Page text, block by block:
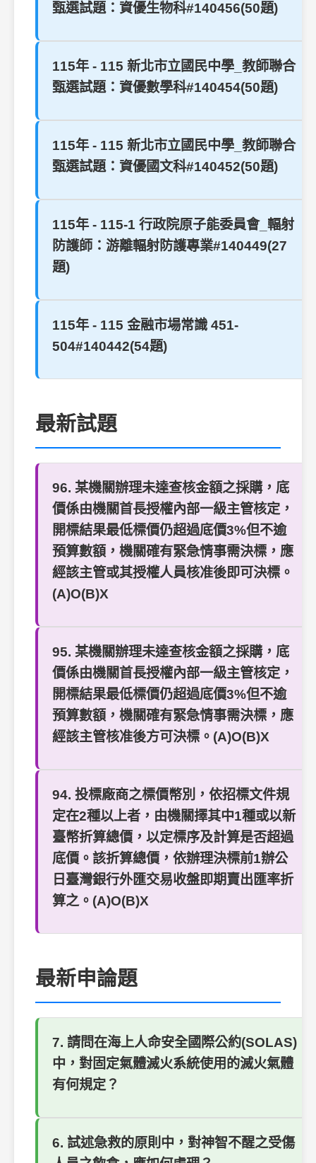
甄選試題：資優生物科#140456(50題)
115年 - 115 新北市立國民中學_教師聯合
甄選試題：資優數學科#140454(50題)
115年 - 115 新北市立國民中學_教師聯合
甄選試題：資優國文科#140452(50題)
115年 - 115-1 行政院原子能委員會_輻射
防護師：游離輻射防護專業#140449(27
題)
115年 - 115 金融市場常識 451-
504#140442(54題)
最新試題
96. 某機關辦理未達查核金額之採購，底
價係由機關首長授權內部一級主管核定，
開標結果最低標價仍超過底價3%但不逾
預算數額，機關確有緊急情事需決標，應
經該主管或其授權人員核准後即可決標。
(A)O(B)X
95. 某機關辦理未達查核金額之採購，底
價係由機關首長授權內部一級主管核定，
開標結果最低標價仍超過底價3%但不逾
預算數額，機關確有緊急情事需決標，應
經該主管核准後方可決標。(A)O(B)X
94. 投標廠商之標價幣別，依招標文件規
定在2種以上者，由機關擇其中1種或以新
臺幣折算總價，以定標序及計算是否超過
底價。該折算總價，依辦理決標前1辦公
日臺灣銀行外匯交易收盤即期賣出匯率折
算之。(A)O(B)X
最新申論題
7. 請問在海上人命安全國際公約(SOLAS)
中，對固定氣體滅火系統使用的滅火氣體
有何規定？
6. 試述急救的原則中，對神智不醒之受傷